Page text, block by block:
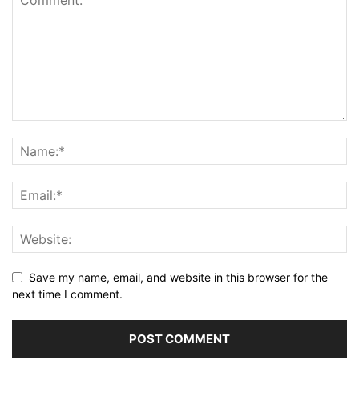
Save my name, email, and website in this browser for the
next time I comment.